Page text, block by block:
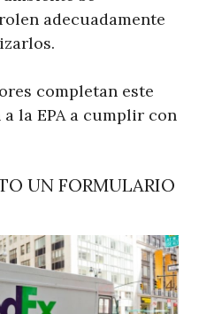
adecuadamente
completan este
la EPA a cumplir con
UN FORMULARIO